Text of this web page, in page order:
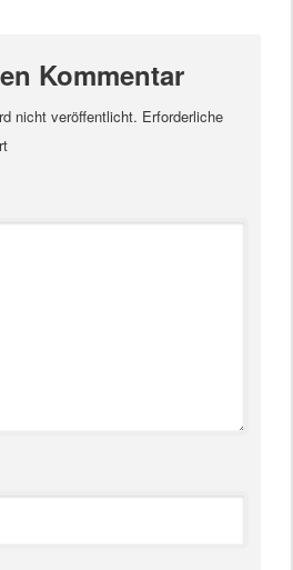
Kommentar
nicht veröffentlicht. Erforderliche